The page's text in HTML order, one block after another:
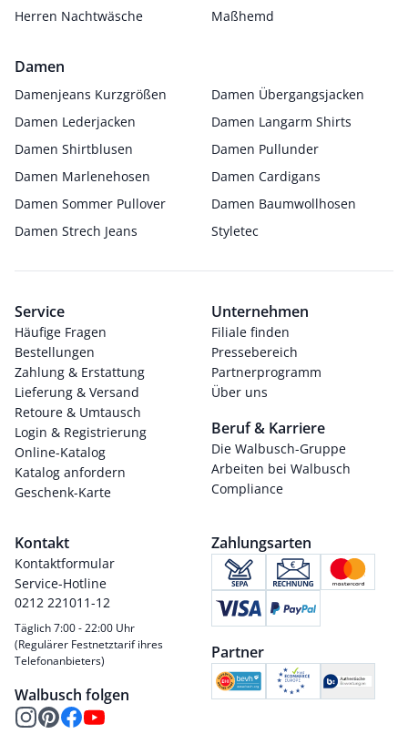
Herren Nachtwäsche
Maßhemd
Damen
Damenjeans Kurzgrößen
Damen Übergangsjacken
Damen Lederjacken
Damen Langarm Shirts
Damen Shirtblusen
Damen Pullunder
Damen Marlenehosen
Damen Cardigans
Damen Sommer Pullover
Damen Baumwollhosen
Damen Strech Jeans
Styletec
Service
Häufige Fragen
Bestellungen
Zahlung & Erstattung
Lieferung & Versand
Retoure & Umtausch
Login & Registrierung
Online-Katalog
Katalog anfordern
Geschenk-Karte
Unternehmen
Filiale finden
Pressebereich
Partnerprogramm
Über uns
Beruf & Karriere
Die Walbusch-Gruppe
Arbeiten bei Walbusch
Compliance
Kontakt
Kontaktformular
Service-Hotline
0212 221011-12
Täglich 7:00 - 22:00 Uhr
(Regulärer Festnetztarif ihres
Telefonanbieters)
Walbusch folgen
Zahlungsarten
Partner